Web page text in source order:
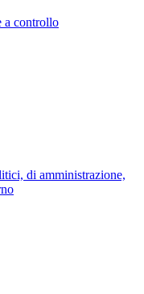
a controllo
di amministrazione,